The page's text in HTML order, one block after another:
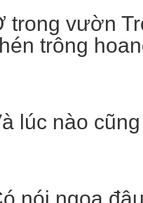
trong vườn
trông
lúc nào